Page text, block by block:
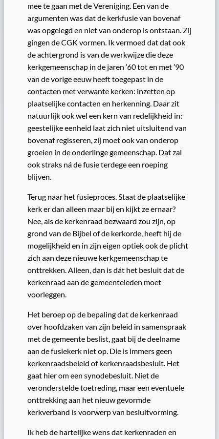
mee te gaan met de Vereniging. Een van de
argumenten was dat de kerkfusie van bovenaf
was opgelegd en niet van onderop is ontstaan. Zij
gingen de CGK vormen. Ik vermoed dat dat ook
de achtergrond is van de werkwijze die deze
kerkgemeenschap in de jaren ’60 tot en met ’90
van de vorige eeuw heeft toegepast in de
contacten met verwante kerken: inzetten op
plaatselijke contacten en herkenning. Daar zit
natuurlijk ook wel een kern van redelijkheid in:
geestelijke eenheid laat zich niet uitsluitend van
bovenaf regisseren, zij moet ook van onderop
groeien in de onderlinge gemeenschap. Dat zal
ook straks ná de fusie terdege een roeping
blijven.
Terug naar het fusieproces. Staat de plaatselijke
kerk er dan alleen maar bij en kijkt ze ernaar?
Nee, als de kerkenraad bezwaard zou zijn, op
grond van de Bijbel of de kerkorde, heeft hij de
mogelijkheid en in zijn eigen optiek ook de plicht
zich aan deze nieuwe kerkgemeenschap te
onttrekken. Alleen, dan is dát het besluit dat de
kerkenraad aan de gemeenteleden moet
voorleggen.
Het beroep op de bepaling dat de kerkenraad
over hoofdzaken van zijn beleid in samenspraak
met de gemeente beslist, gaat bij de deelname
aan de fusiekerk niet op. Die is immers geen
kerkenraadsbeleid of kerkenraadsbesluit. Het
gaat hier om een synodebesluit. Niet de
veronderstelde toetreding, maar een eventuele
onttrekking aan het nieuw gevormde
kerkverband is voorwerp van besluitvorming.
Ik heb de hartelijke wens dat kerkenraden en